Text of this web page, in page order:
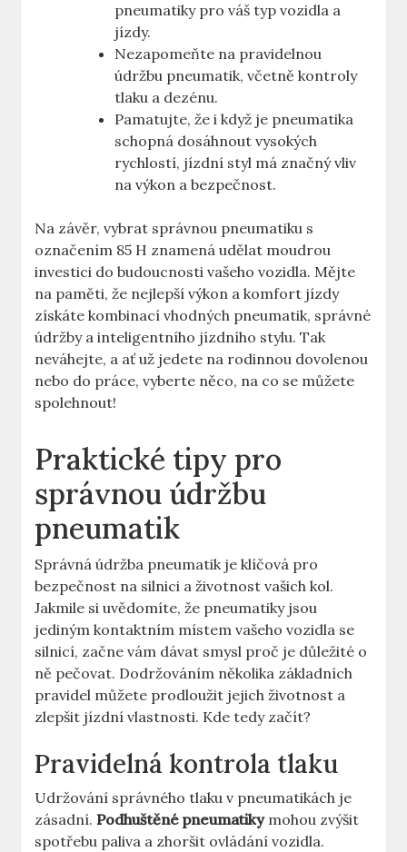
pneumatiky pro váš typ vozidla a
jízdy.
Nezapomeňte na pravidelnou
údržbu pneumatik, včetně kontroly
tlaku a dezénu.
Pamatujte, že i když je pneumatika
schopná dosáhnout vysokých
rychlostí, jízdní styl má značný vliv
na výkon a bezpečnost.
Na závěr, vybrat správnou pneumatiku s
označením 85 H znamená udělat moudrou
investici do budoucnosti vašeho vozidla. Mějte
na paměti, že nejlepší výkon a komfort jízdy
získáte kombinací vhodných pneumatik, správné
údržby a inteligentního jízdního stylu. Tak
neváhejte, a ať už jedete na rodinnou dovolenou
nebo do práce, vyberte něco, na co se můžete
spolehnout!
Praktické tipy pro
správnou údržbu
pneumatik
Správná údržba pneumatik je klíčová pro
bezpečnost na silnici a životnost vašich kol.
Jakmile si uvědomíte, že pneumatiky jsou
jediným kontaktním místem vašeho vozidla se
silnicí, začne vám dávat smysl proč je důležité o
ně pečovat. Dodržováním několika základních
pravidel můžete prodloužit jejich životnost a
zlepšit jízdní vlastnosti. Kde tedy začít?
Pravidelná kontrola tlaku
Udržování správného tlaku v pneumatikách je
zásadní.Podhuštěné pneumatikymohou zvýšit
spotřebu paliva a zhoršit ovládání vozidla.